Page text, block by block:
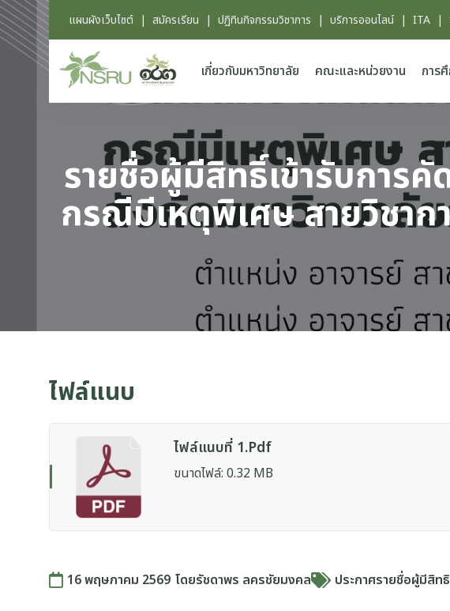
แผนผังเว็บไซต์ | สมัครเรียน | ปฏิทินกิจกรรมวิชาการ | บริการออนไลน์| ITA |
เกี่ยวกับมหาวิทยาลัย คณะและหน่วยงาน การ
รายชื่อผู้มีสิทธิ์เข้ารับการ
กรณีมีเหตุพิเศษ สายวิชา
ไฟล์แนบ
ไฟล์แนบที่ 1.pdf
ขนาดไฟล์: 0.32 MB
16 พฤษภาคม 2569 โดยรัชดาพร ลครชัยมงคล ประกาศรายชื่อผู้มีสิท